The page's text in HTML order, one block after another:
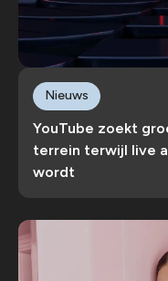
YouTube zoekt
terrein terwijl live
wordt
Nieuws